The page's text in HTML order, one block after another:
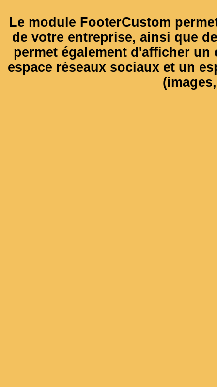
Le module FooterCustom
de votre entreprise, ainsi que
permet également d'afficher
espace réseaux sociaux et un